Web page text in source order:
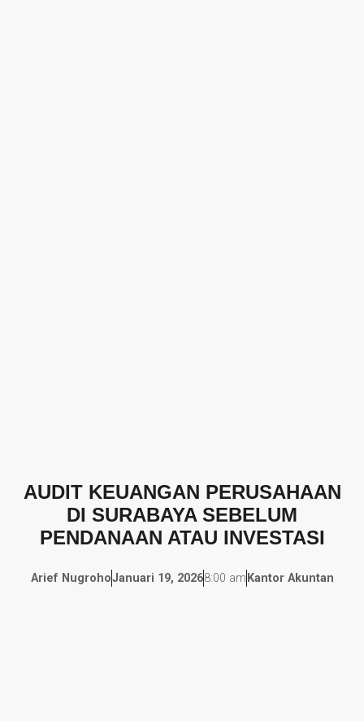
AUDIT KEUANGAN PERUSAHAAN
DI SURABAYA SEBELUM
PENDANAAN ATAU INVESTASI
Arief NugrohoJanuari 19, 20268:00 am Kantor Akuntan